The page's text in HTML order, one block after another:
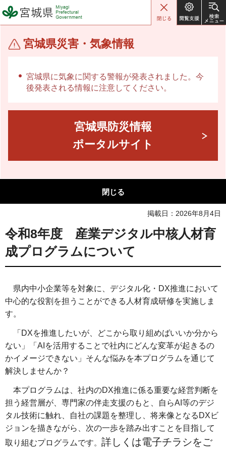
宮城県 Miyagi Prefectural
Government
宮城県災害・気象情報
宮城県に気象に関する警報が発表されました。今
後発表される情報に注意してください。
宮城県防災情報
ポータルサイト
閉じる
掲載日：2026年8月4日
令和8年度 産業デジタル中核人材育
成プログラムについて
県内中小企業等を対象に、デジタル化・DX推進において
中心的な役割を担うことができる人材育成研修を実施しま
す。
「DXを推進したいが、どこから取り組めばいいか分から
ない」「AIを活用することで社内にどんな変革が起きるの
かイメージできない」そんな悩みを本プログラムを通じて
解決しませんか？
本プログラムは、社内のDX推進に係る重要な経営判断を
担う経営層が、専門家の伴走支援のもと、自らAI等のデジ
タル技術に触れ、自社の課題を整理し、将来像となるDXビ
ジョンを描きながら、次の一歩を踏み出すことを目指して
取り組むプログラムです。 詳しくは電子チラシをご